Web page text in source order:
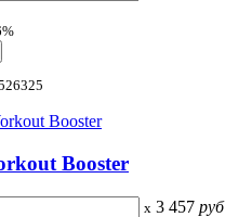
Booster
x 3 457 руб